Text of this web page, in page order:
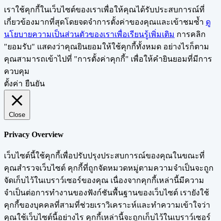
เราใช้คุกกี้ในเว็บไซต์ของเราเพื่อให้คุณได้รับประสบการณ์ที่
เกี่ยวข้องมากที่สุดโดยจดจำการตั้งค่าของคุณและเข้าชมซ้ำ ดู
นโยบายความเป็นส่วนตัวของเราเพื่อเรียนรู้เพิ่มเติม การคลิก
"ยอมรับ" แสดงว่าคุณยินยอมให้ใช้คุกกี้ทั้งหมด อย่างไรก็ตาม
คุณสามารถเข้าไปที่ "การตั้งค่าคุกกี้" เพื่อให้คำยินยอมที่มีการ
ควบคุม
ตั้งค่า ยืนยัน
Close
Privacy Overview
เว็บไซต์นี้ใช้คุกกี้เพื่อปรับปรุงประสบการณ์ของคุณในขณะที่
คุณสำรวจเว็บไซต์ คุกกี้ที่ถูกจัดหมวดหมู่ตามความจำเป็นจะถูก
จัดเก็บไว้ในเบราว์เซอร์ของคุณ เนื่องจากคุกกี้เหล่านี้มีความ
จำเป็นต่อการทำงานของฟังก์ชันพื้นฐานของเว็บไซต์ เรายังใช้
คุกกี้ของบุคคลที่สามที่ช่วยเราวิเคราะห์และทำความเข้าใจว่า
คุณใช้เว็บไซต์นี้อย่างไร คุกกี้เหล่านี้จะถูกเก็บไว้ในเบราว์เซอร์